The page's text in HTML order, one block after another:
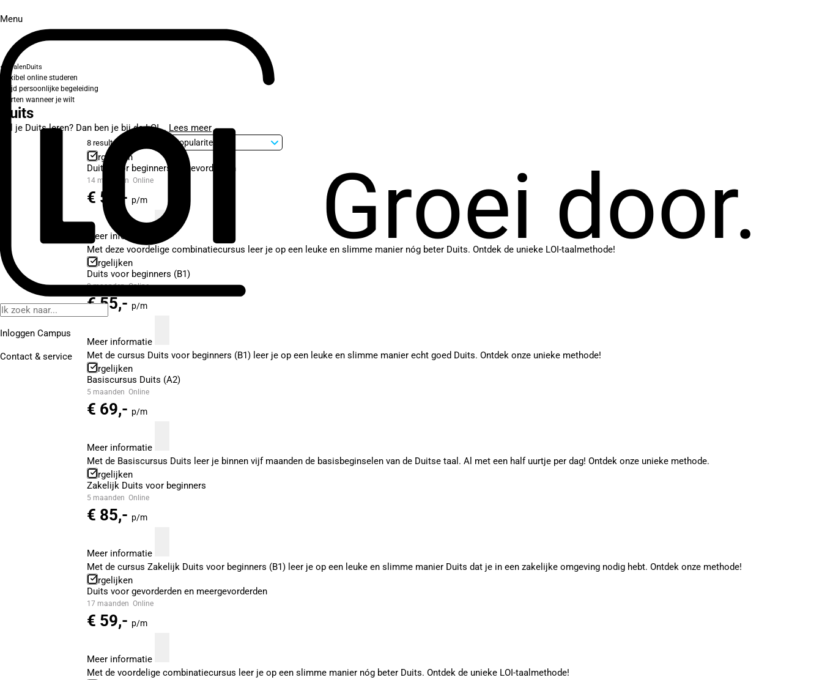
Menu
Groei door.
Inloggen Campus
Contact & service
TalenDuits
Flexibel online studeren
Altijd persoonlijke begeleiding
Starten wanneer je wilt
Duits
Wil je Duits leren? Dan ben je bij de LOI... Lees meer
8 resultaten
Vergelijken
Duits voor beginners en gevorderden
14 maanden Online
€ 55,- p/m
Meer informatie
Met deze voordelige combinatiecursus leer je op een leuke en slimme manier nóg beter Duits. Ontdek de unieke LOI-taalmethode!
Vergelijken
Duits voor beginners (B1)
8 maanden Online
€ 55,- p/m
Meer informatie
Met de cursus Duits voor beginners (B1) leer je op een leuke en slimme manier echt goed Duits. Ontdek onze unieke methode!
Vergelijken
Basiscursus Duits (A2)
5 maanden Online
€ 69,- p/m
Meer informatie
Met de Basiscursus Duits leer je binnen vijf maanden de basisbeginselen van de Duitse taal. Al met een half uurtje per dag! Ontdek onze unieke methode.
Vergelijken
Zakelijk Duits voor beginners
5 maanden Online
€ 85,- p/m
Meer informatie
Met de cursus Zakelijk Duits voor beginners (B1) leer je op een leuke en slimme manier Duits dat je in een zakelijke omgeving nodig hebt. Ontdek onze methode!
Vergelijken
Duits voor gevorderden en meergevorderden
17 maanden Online
€ 59,- p/m
Meer informatie
Met de voordelige combinatiecursus leer je op een slimme manier nóg beter Duits. Ontdek de unieke LOI-taalmethode!